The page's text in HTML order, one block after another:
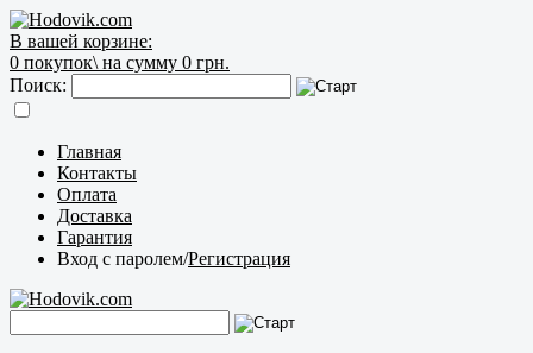
В вашей корзине:
0 покупок\ на сумму 0 грн.
Поиск:
Главная
Контакты
Оплата
Доставка
Гарантия
Вход с паролем/Регистрация